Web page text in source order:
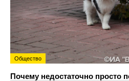
Общество
Почему недостаточно просто